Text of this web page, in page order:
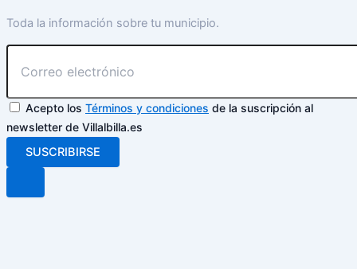
Toda la información sobre tu municipio.
Acepto los Términos y condiciones de la suscripción al
newsletter de Villalbilla.es
SUSCRIBIRSE